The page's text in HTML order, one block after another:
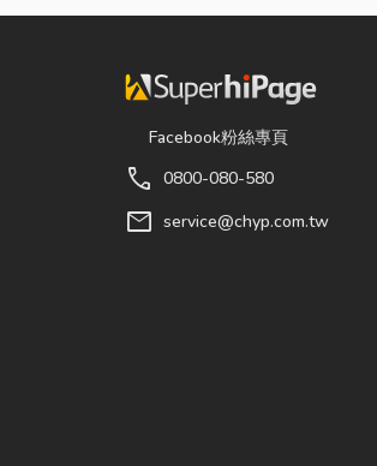
Facebook粉絲專頁
call 0800-080-580
mail service@chyp.com.tw